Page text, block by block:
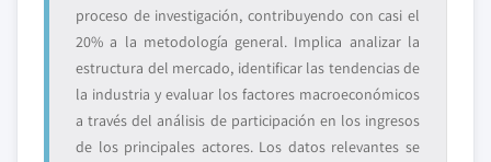
proceso de investigación, contribuyendo con casi el
20% a la metodología general. Implica analizar la
estructura del mercado, identificar las tendencias de
la industria y evaluar los factores macroeconómicos
a través del análisis de participación en los ingresos
de los principales actores. Los datos relevantes se